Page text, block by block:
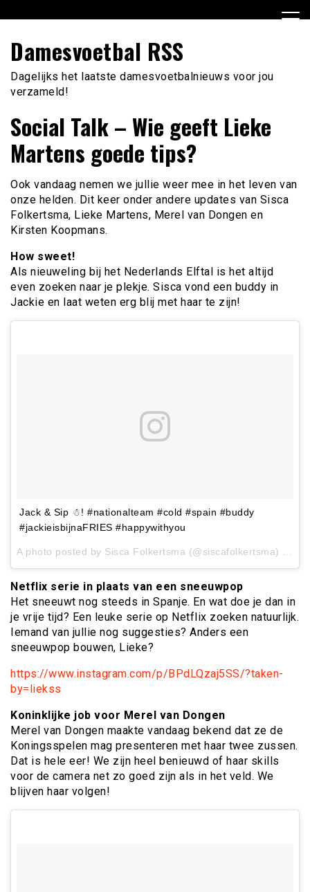
naar
inhoud
Damesvoetbal RSS
Dagelijks het laatste damesvoetbalnieuws voor jou
verzameld!
Social Talk – Wie geeft Lieke
Martens goede tips?
Ook vandaag nemen we jullie weer mee in het leven van
onze helden. Dit keer onder andere updates van Sisca
Folkertsma, Lieke Martens, Merel van Dongen en
Kirsten Koopmans.
How sweet!
Als nieuweling bij het Nederlands Elftal is het altijd
even zoeken naar je plekje. Sisca vond een buddy in
Jackie en laat weten erg blij met haar te zijn!
Jack & Sip ☃! #nationalteam #cold #spain #buddy
#jackieisbijnaFRIES #happywithyou
Netflix serie in plaats van een sneeuwpop
Het sneeuwt nog steeds in Spanje. En wat doe je dan in
je vrije tijd? Een leuke serie op Netflix zoeken natuurlijk.
Iemand van jullie nog suggesties? Anders een
sneeuwpop bouwen, Lieke?
https://www.instagram.com/p/BPdLQzaj5SS/?taken-
by=liekss
Koninklijke job voor Merel van Dongen
Merel van Dongen maakte vandaag bekend dat ze de
Koningsspelen mag presenteren met haar twee zussen.
Dat is hele eer! We zijn heel benieuwd of haar skills
voor de camera net zo goed zijn als in het veld. We
blijven haar volgen!